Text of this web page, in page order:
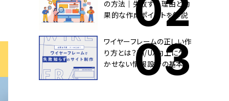
の方法｜失敗する理由と効
果的な作成ポイントを解説
ワイヤーフレームの正しい作
り方とは？UI/UX向上に欠
かせない情報設計の基本